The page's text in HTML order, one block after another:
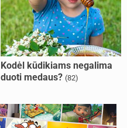
Kodėl kūdikiams negalima
duoti medaus? (82)